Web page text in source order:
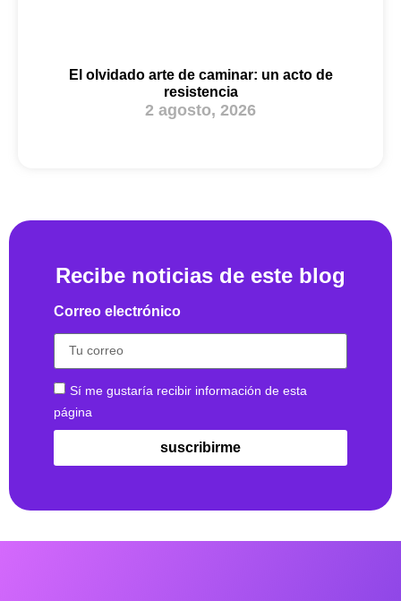
El olvidado arte de caminar: un acto de
resistencia
2 agosto, 2026
Recibe noticias de este blog
Correo electrónico
Sí me gustaría recibir información de esta
página
suscribirme